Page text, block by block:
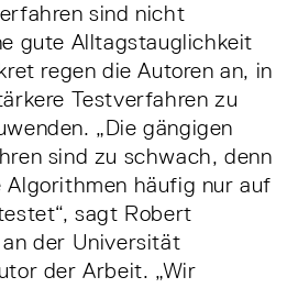
sind nicht
gute Alltagstauglichkeit
regen die Autoren an, in
Testverfahren zu
„Die gängigen
sind zu schwach, denn
Algorithmen häufig nur auf
sagt Robert
der Universität
der Arbeit. „Wir